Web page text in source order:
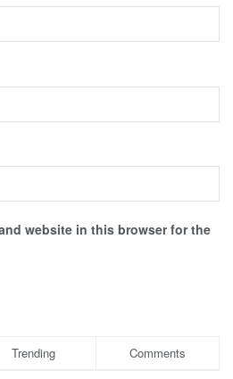
website in this browser for the
Trending Comments